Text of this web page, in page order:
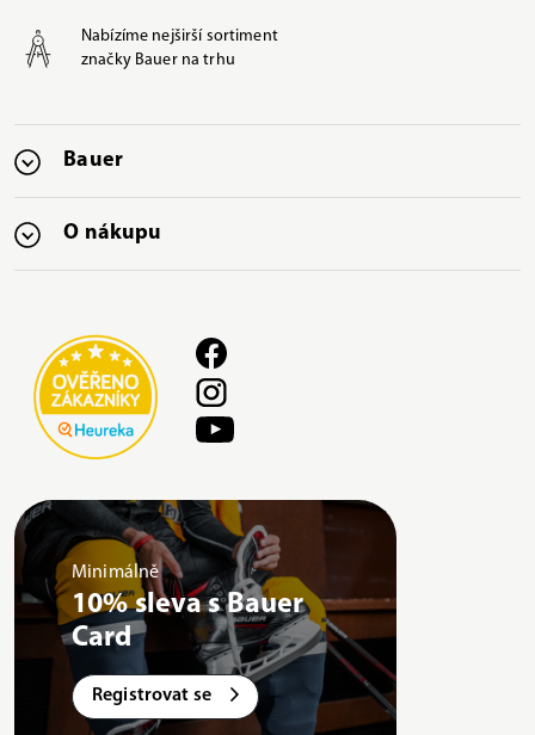
Nabízíme nejširší sortiment
značky Bauer na trhu
Bauer
O nákupu
Minimálně
10% sleva s Bauer
Card
Registrovat se